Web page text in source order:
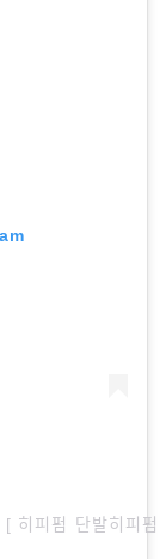
히피펌 단발히피